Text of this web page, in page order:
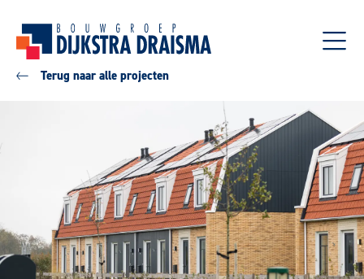
Terug naar alle projecten